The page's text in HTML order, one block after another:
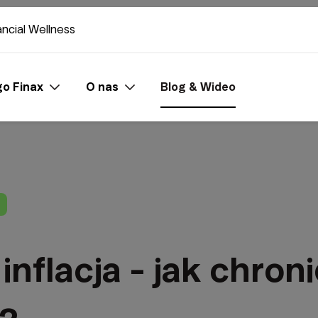
Wellness
Finax O nas Blog & Wideo
- jak